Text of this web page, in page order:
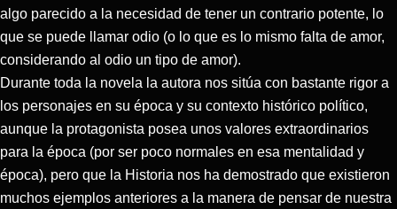
algo parecido a la necesidad de tener un contrario potente, lo
que se puede llamar odio (o lo que es lo mismo falta de amor,
considerando al odio un tipo de amor).
Durante toda la novela la autora nos sitúa con bastante rigor a
los personajes en su época y su contexto histórico político,
aunque la protagonista posea unos valores extraordinarios
para la época (por ser poco normales en esa mentalidad y
época), pero que la Historia nos ha demostrado que existieron
muchos ejemplos anteriores a la manera de pensar de nuestra